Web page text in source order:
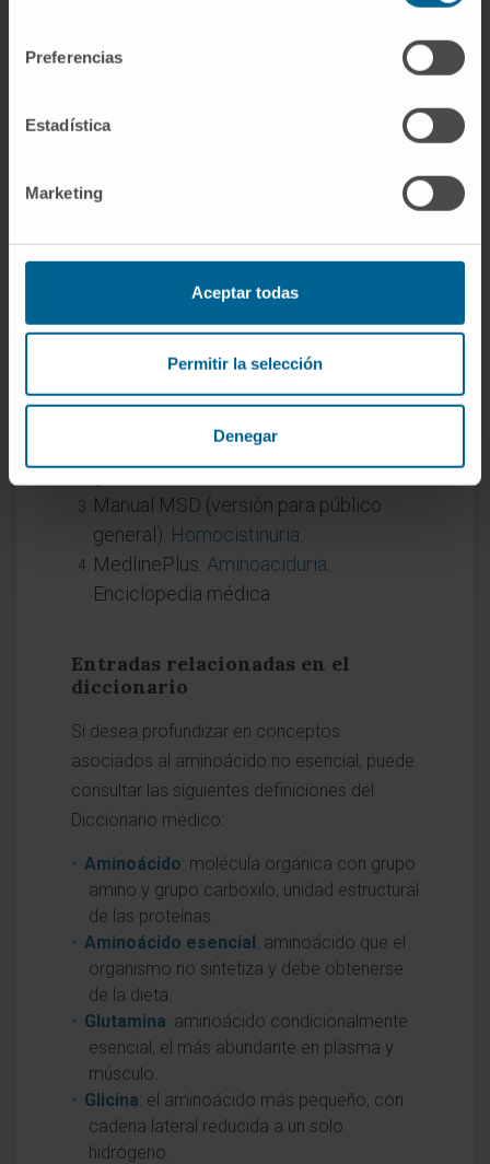
Preferencias
Estadística
Marketing
Aceptar todas
Permitir la selección
Denegar
etiqueta de «estrictamente no esenciales»
aspártico, ácido glutámico y serina) y separan
los seis restantes en la categoría condicional.
La cifra varía según el criterio de cada autor,
pero la suma total sigue siendo veinte
Referencias
MedlinePlus.Ácido aspártico.
Enciclopedia médica.
parlante de términos genómicos y
genéticos.
Manual MSD (versión para público
general). Homocistinuria
MedlinePlus. Aminoaciduria
Enciclopedia médica.
Entradas relacionadas en el
diccionario
Si desea profundizar en conceptos
asociados al aminoácido no esencial, puede
consultar las siguientes definiciones del
Diccionario médico:
Aminoácido: molécula orgánica con grupo
amino y grupo carboxilo, unidad estructural
de las proteínas.
Aminoácido esencial: aminoácido que el
organismo no sintetiza y debe obtenerse
de la dieta.
Glutamina: aminoácido condicionalmente
esencial, el más abundante en plasma y
músculo.
Glicina: el aminoácido más pequeño, con
cadena lateral reducida a un solo
hidrógeno.